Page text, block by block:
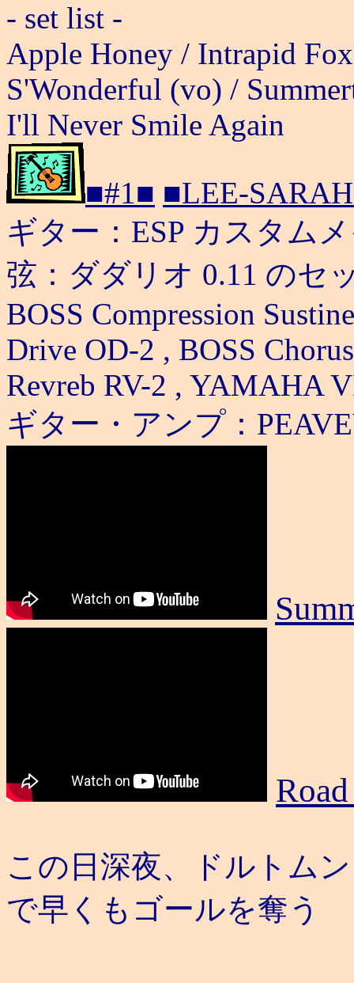
- set list -
Apple Honey / Intrapid
S'Wonderful (vo) /
I'll Never Smile Again
■#1■ ■LEE-
ギター：ESP カスタム
弦：ダダリオ 0.11 のセ
BOSS Compression
Drive OD-2 , BOSS
Revreb RV-2 , YAMAHA
ギター・アンプ：
この日深夜、ドルトム
で早くもゴールを奪う